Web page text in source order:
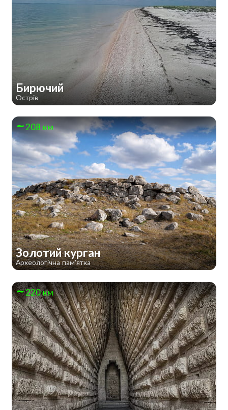
Бирючий
Острів
208 км
Золотий курган
Археологічна пам'ятка
220 км